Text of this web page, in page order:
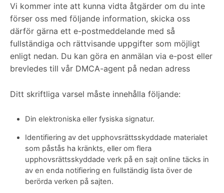
Vi kommer inte att kunna vidta åtgärder om du inte
förser oss med följande information, skicka oss
därför gärna ett e-postmeddelande med så
fullständiga och rättvisande uppgifter som möjligt
enligt nedan. Du kan göra en anmälan via e-post eller
brevledes till vår DMCA-agent på nedan adress
Ditt skriftliga varsel måste innehålla följande:
Din elektroniska eller fysiska signatur.
Identifiering av det upphovsrättsskyddade materialet
som påstås ha kränkts, eller om flera
upphovsrättsskyddade verk på en sajt online täcks in
av en enda notifiering en fullständig lista över de
berörda verken på sajten.